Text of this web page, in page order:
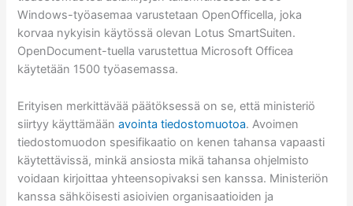
Windows-työasemaa varustetaan OpenOfficella, joka
korvaa nykyisin käytössä olevan Lotus SmartSuiten.
OpenDocument-tuella varustettua Microsoft Officea
käytetään 1500 työasemassa.
Erityisen merkittävää päätöksessä on se, että ministeriö
siirtyy käyttämäänavointa tiedostomuotoa. Avoimen
tiedostomuodon spesifikaatio on kenen tahansa vapaasti
käytettävissä, minkä ansiosta mikä tahansa ohjelmisto
voidaan kirjoittaa yhteensopivaksi sen kanssa. Ministeriön
kanssa sähköisesti asioivien organisaatioiden ja